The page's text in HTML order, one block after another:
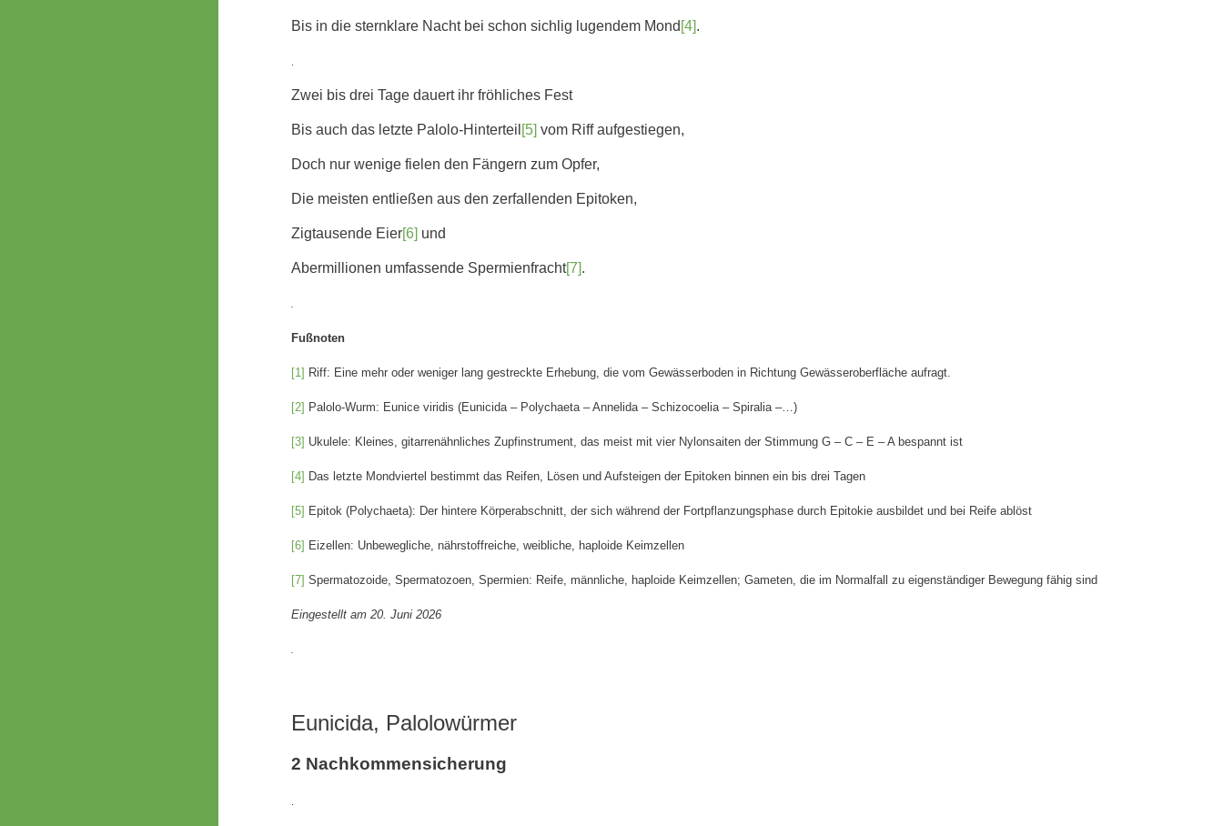
Bis in die sternklare Nacht bei schon sichlig lugendem Mond [4].
Zwei bis drei Tage dauert ihr fröhliches Fest
Bis auch das letzte Palolo-Hinterteil [5] vom Riff aufgestiegen,
Doch nur wenige fielen den Fängern zum Opfer,
Die meisten entließen aus den zerfallenden Epitoken,
Zigtausende Eier[6] und
Abermillionen umfassende Spermienfracht[7].
Fußnoten
[1] Riff: Eine mehr oder weniger lang gestreckte Erhebung, die vom Gewässerboden in Richtung Gewässeroberfläche aufragt.
[2] Palolo-Wurm: Eunice viridis (Eunicida – Polychaeta – Annelida – Schizocoelia – Spiralia –…)
[3] Ukulele: Kleines, gitarrenähnliches Zupfinstrument, das meist mit vier Nylonsaiten der Stimmung G – C – E – A bespannt ist
[4] Das letzte Mondviertel bestimmt das Reifen, Lösen und Aufsteigen der Epitoken binnen ein bis drei Tagen
[5] Epitok (Polychaeta): Der hintere Körperabschnitt, der sich während der Fortpflanzungsphase durch Epitokie ausbildet und bei Reife ablöst
[6] Eizellen: Unbewegliche, nährstoffreiche, weibliche, haploide Keimzellen
[7] Spermatozoide, Spermatozoen, Spermien: Reife, männliche, haploide Keimzellen; Gameten, die im Normalfall zu eigenständiger Bewegung fähig sind
Eingestellt am 20. Juni 2026
Eunicida, Palolowürmer
2 Nachkommensicherung